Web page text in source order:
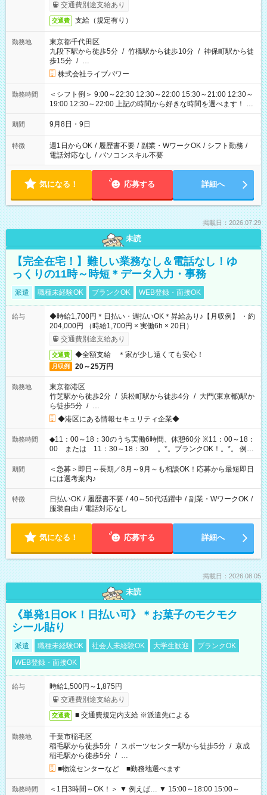
交通費別途支給あり
交通費 支給（規定有り）
勤務地
東京都千代田区
九段下駅から徒歩5分 / 竹橋駅から徒歩10分 / 神保町駅から徒
歩15分 / …
株式会社ライブパワー
勤務時間
＜シフト例＞ 9:00～22:30 12:30～22:00 15:30～21:00 12:30～
19:00 12:30～22:00 上記の時間から好きな時間を選べます！ ※
時間は変更となる可能性があります
期間 9月8日・9日
特徴 週1日からOK / 履歴書不要 / 副業・WワークOK / シフト勤務 /
電話対応なし / パソコンスキル不要
気になる！ 応募する 詳細へ
掲載日：2026.07.29
未読
【完全在宅！】難しい業務なし＆電話なし！ゆ
っくりの11時～時短＊データ入力・事務
派遣 職種未経験OK ブランクOK WEB登録・面接OK
給与
◆時給1,700円＊日払い・週払いOK＊昇給あり♪【月収例】 ・約
204,000円 （時給1,700円 × 実働6h × 20日）
交通費別途支給あり
交通費 ◆全額支給 ＊家が少し遠くても安心！
月収例 20～25万円
勤務地
東京都港区
竹芝駅から徒歩2分 / 浜松町駅から徒歩4分 / 大門(東京都)駅か
ら徒歩5分 / …
◆港区にある情報セキュリティ企業◆
勤務時間
◆11：00～18：30のうち実働6時間、休憩60分 ※11：00～18：
00 または 11：30～18：30 。*。ブランクOK！。*。 例え
ば前職が、 在宅/財団法人/事務/コールセンター/受付/販売/カフェ
スタッフ スイーツ販売/ホテルフロント/化粧品販売/など 様々な
業界から入社して活躍されています♪
期間
＜急募＞即日～長期／8月～9月～も相談OK！応募から最短即日
には選考案内♪
特徴 日払いOK / 履歴書不要 / 40～50代活躍中 / 副業・WワークOK /
服装自由 / 電話対応なし
気になる！ 応募する 詳細へ
掲載日：2026.08.05
未読
《単発1日OK！日払い可》＊お菓子のモクモク
シール貼り
派遣 職種未経験OK 社会人未経験OK 大学生歓迎
ブランクOK
WEB登録・面接OK
給与
時給1,500円～1,875円
交通費別途支給あり
交通費 ■ 交通費規定内支給 ※派遣先による
勤務地
千葉市稲毛区
稲毛駅から徒歩5分 / スポーツセンター駅から徒歩5分 / 京成
稲毛駅から徒歩5分 / …
■物流センターなど ■勤務地選べます
勤務時間
＜1日3時間～OK！＞ ▼ 例えば… ▼ 15:00～18:00 15:00～